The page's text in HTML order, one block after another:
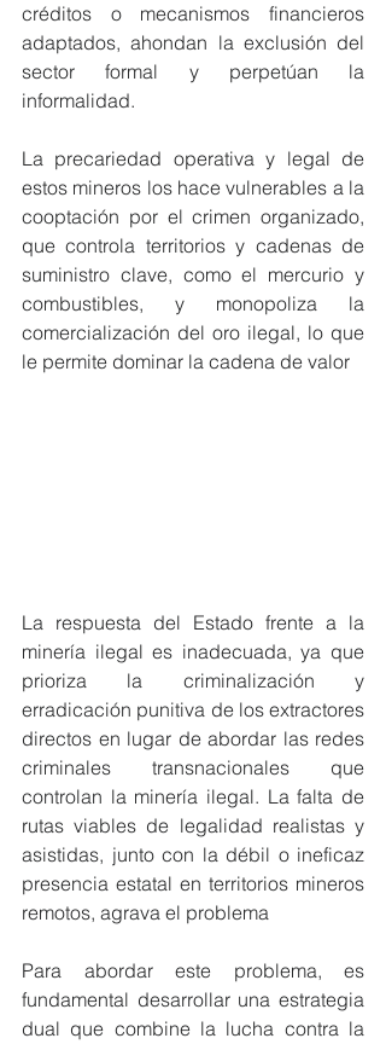
créditos o mecanismos financieros
adaptados, ahondan la exclusión del
sector formal y perpetúan la
informalidad.
La precariedad operativa y legal de
estos mineros los hace vulnerables a la
cooptación por el crimen organizado,
que controla territorios y cadenas de
suministro clave, como el mercurio y
combustibles, y monopoliza la
comercialización del oro ilegal, lo que
le permite dominar la cadena de valor
La respuesta del Estado frente a la
minería ilegal es inadecuada, ya que
prioriza la criminalización y
erradicación punitiva de los extractores
directos en lugar de abordar las redes
criminales transnacionales que
controlan la minería ilegal. La falta de
rutas viables de legalidad realistas y
asistidas, junto con la débil o ineficaz
presencia estatal en territorios mineros
remotos, agrava el problema
Para abordar este problema, es
fundamental desarrollar una estrategia
dual que combine la lucha contra la